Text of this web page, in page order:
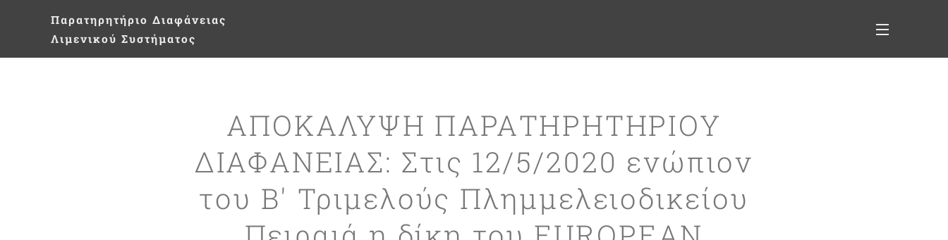
Παρατηρητήριο Διαφάνειας
Λιμενικού Συστήματος
ΑΠΟΚΑΛΥΨΗ ΠΑΡΑΤΗΡΗΤΗΡΙΟΥ
ΔΙΑΦΑΝΕΙΑΣ: Στις 12/5/2020 ενώπιον
του Β' Τριμελούς Πλημμελειοδικείου